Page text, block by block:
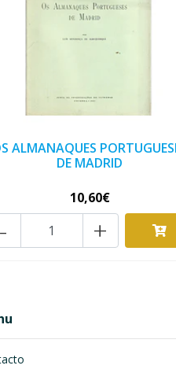
ALMANAQUES
DE MADRID
10,60€
+
-